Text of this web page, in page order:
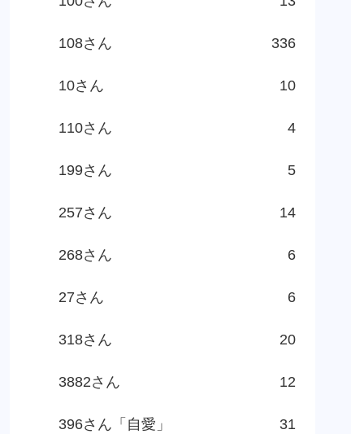
108さん 336
10さん 10
110さん 4
199さん 5
257さん 14
268さん 6
27さん 6
318さん 20
3882さん 12
396さん「自愛」 31